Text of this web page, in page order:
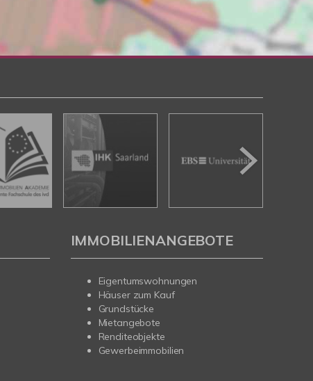
IMMOBILIENANGEBOTE
Eigentumswohnungen
Häuser zum Kauf
Grundstücke
Mietangebote
Renditeobjekte
Gewerbeimmobilien